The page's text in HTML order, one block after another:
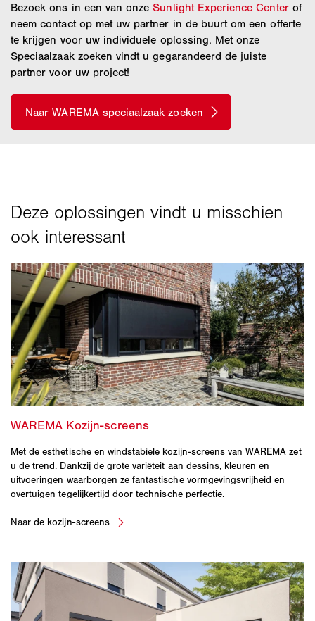
Bezoek ons in een van onzeSunlight Experience Centerof
neem contact op met uw partner in de buurt om een offerte
te krijgen voor uw individuele oplossing. Met onze
Speciaalzaak zoeken vindt u gegarandeerd de juiste
partner voor uw project!
Met de esthetische en windstabiele kozijn-screens van WAREMA zet
u de trend. Dankzij de grote variëteit aan dessins, kleuren en
uitvoeringen waarborgen ze fantastische vormgevingsvrijheid en
overtuigen tegelijkertijd door technische perfectie.